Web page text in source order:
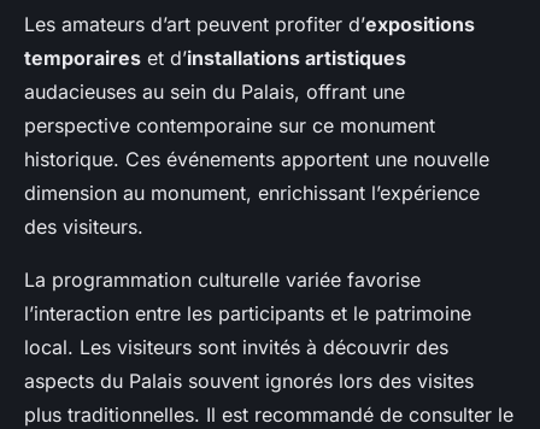
Les amateurs d’art peuvent profiter d’expositions
temporaires et d’installations artistiques
audacieuses au sein du Palais, offrant une
perspective contemporaine sur ce monument
historique. Ces événements apportent une nouvelle
dimension au monument, enrichissant l’expérience
des visiteurs.
La programmation culturelle variée favorise
l’interaction entre les participants et le patrimoine
local. Les visiteurs sont invités à découvrir des
aspects du Palais souvent ignorés lors des visites
plus traditionnelles. Il est recommandé de consulter le